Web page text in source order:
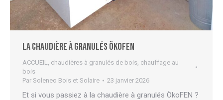
La chaudière à granulés ÖkoFEN
ACCUEIL chaudières à granulés de bois chauffage au
bois
Par Soleneo Bois et Solaire 23 janvier 2026
Et si vous passiez à la chaudière à granulés ÖkoFEN ?